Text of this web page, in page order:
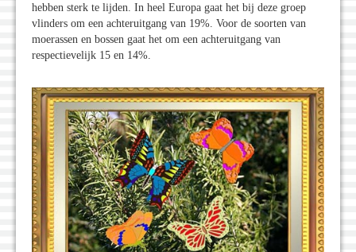
hebben sterk te lijden. In heel Europa gaat het bij deze groep
vlinders om een achteruitgang van 19%. Voor de soorten van
moerassen en bossen gaat het om een achteruitgang van
respectievelijk 15 en 14%.